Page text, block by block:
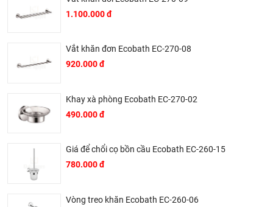
nguồn gốc, tình năng sản phẩm thậm trí cả rủi ro và phiền
phức có thể gặp phải của sản phẩm cũng được thành
Giá thành phù hợp: Giá sản phẩm của chúng tôi không
phải là rẻ nhất, chúng tôi có những dịch vụ được thiết kế
trị với khách hàng, điều đó giúp chúng tôi là đơn vị có giá
bán tốt nhất trong thị trường so với sản phẩm + dịch vụ
trở thành tri kỷ của ngôi nhà bạn.
1.100.000 đ
Vắt khăn đơn Ecobath EC-270-08
920.000 đ
Khay xà phòng Ecobath EC-270-02
490.000 đ
Giá để chổi cọ bồn cầu Ecobath EC-260-15
780.000 đ
Vòng treo khăn Ecobath EC-260-06